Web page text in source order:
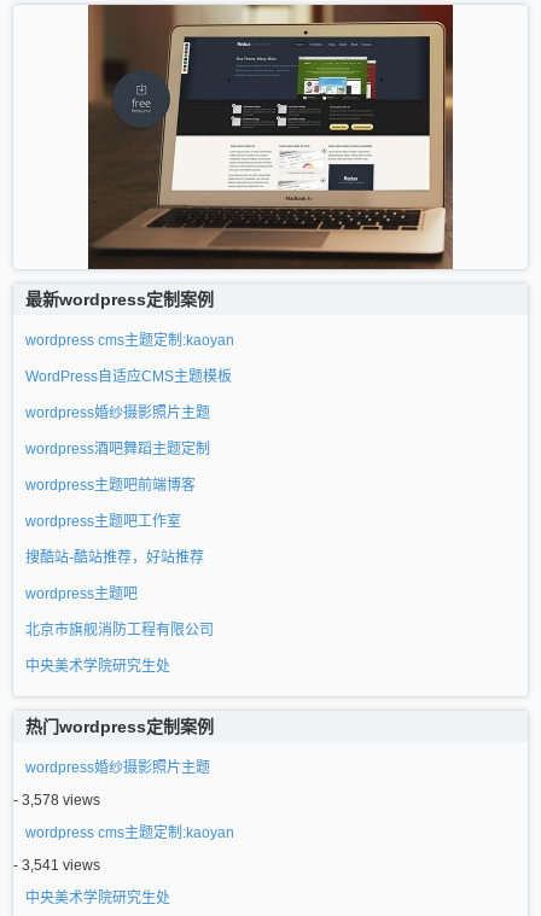
最新wordpress定制案例
wordpress cms主题定制:kaoyan
WordPress自适应CMS主题模板
wordpress婚纱摄影照片主题
wordpress酒吧舞蹈主题定制
wordpress主题吧前端博客
wordpress主题吧工作室
搜酷站-酷站推荐，好站推荐
wordpress主题吧
北京市旗舰消防工程有限公司
中央美术学院研究生处
热门wordpress定制案例
wordpress婚纱摄影照片主题
- 3,578 views
wordpress cms主题定制:kaoyan
- 3,541 views
中央美术学院研究生处